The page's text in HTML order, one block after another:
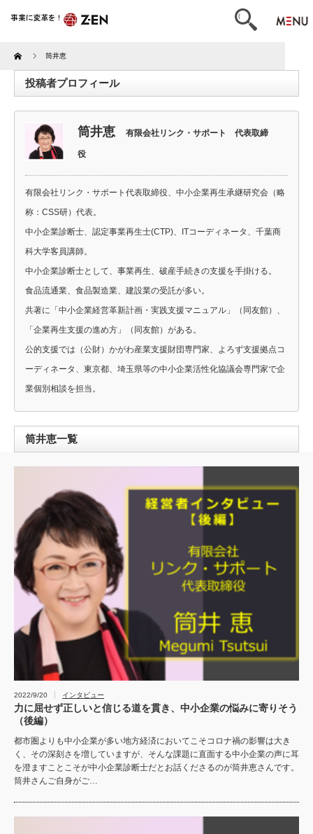
Home 筒井恵
投稿者プロフィール
筒井恵 有限会社リンク・サポート 代表取締
役
有限会社リンク・サポート代表取締役、中小企業再生承継研究会（略
称：CSS研）代表。
中小企業診断士、認定事業再生士(CTP)、ITコーディネータ、千葉商
科大学客員講師。
中小企業診断士として、事業再生、破産手続きの支援を手掛ける。
食品流通業、食品製造業、建設業の受託が多い。
共著に「中小企業経営革新計画・実践支援マニュアル」（同友館）、
「企業再生支援の進め方」（同友館）がある。
公的支援では（公財）かがわ産業支援財団専門家、よろず支援拠点コ
ーディネータ、東京都、埼玉県等の中小企業活性化協議会専門家で企
業個別相談を担当。
筒井恵一覧
2022/9/20 インタビュー
力に屈せず正しいと信じる道を貫き、中小企業の悩みに寄りそう
（後編）
都市圏よりも中小企業が多い地方経済においてこそコロナ禍の影響は大き
く、その深刻さを増していますが、そんな課題に直面する中小企業の声に耳
を澄ますことこそが中小企業診断士だとお話くださるのが筒井恵さんです。
筒井さんご自身がご…